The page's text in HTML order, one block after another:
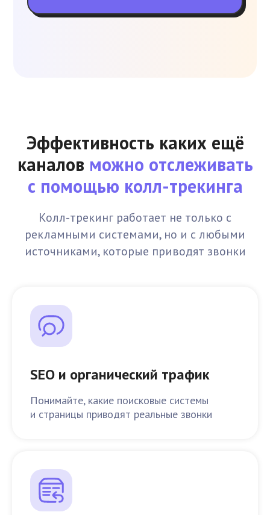
Эффективность каких ещё
каналов можно отслеживать
с помощью колл-трекинга
Колл-трекинг работает не только с
рекламными системами, но и с любыми
источниками, которые приводят звонки
SEO и органический трафик
Понимайте, какие поисковые системы
и страницы приводят реальные звонки